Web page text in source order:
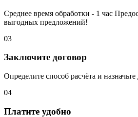
Среднее время обработки - 1 час
выгодных предложений!
03
Заключите договор
Определите способ расчёта и назначьте
04
Платите удобно